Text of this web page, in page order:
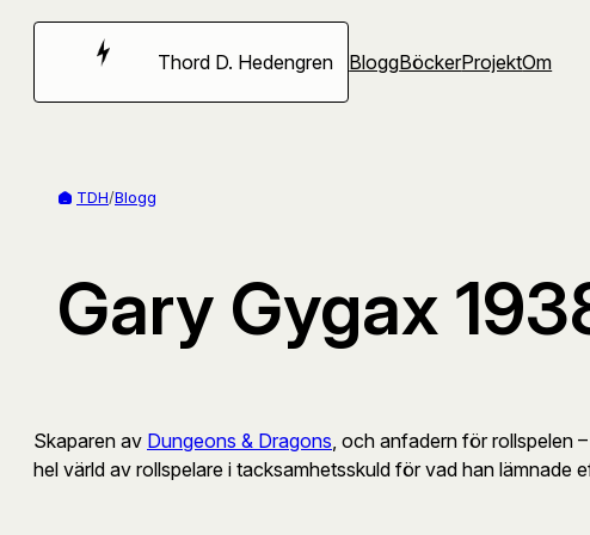
Hoppa
Thord D. Hedengren BloggBöckerProjektOm
TDH/Blogg
Gary Gygax
Skaparen av Dungeons & Dragons , och anfadern för rollspelen –
hel värld av rollspelare i tacksamhetsskuld för vad han lämnade